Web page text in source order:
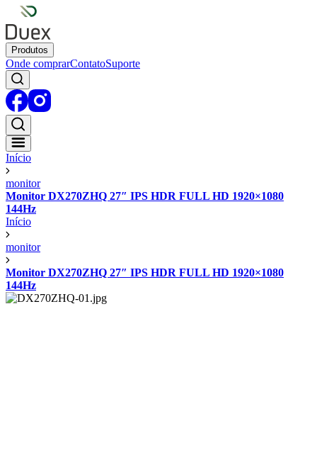
Produtos
Onde comprarContatoSuporte
Início
monitor
Monitor DX270ZHQ 27″ IPS HDR FULL HD 1920×1080
144Hz
Início
monitor
Monitor DX270ZHQ 27″ IPS HDR FULL HD 1920×1080
144Hz